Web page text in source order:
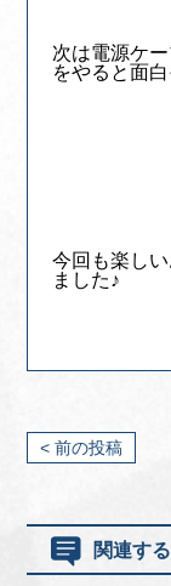
次は電源ケ
をやると面
今回も楽し
ました♪
< 前の投稿
関連す